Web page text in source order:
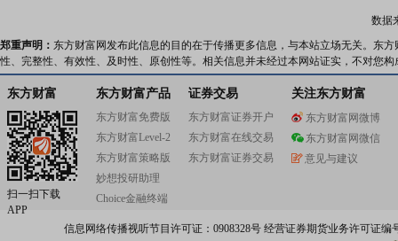
以通用机器人研发制造为基础,在喷涂、焊接、码垛、搬运
料等多个应用领域提供解决方案,广泛应用于汽车及汽车零
电子制造、光伏、锂电、金属制品、家具、家用电器、食
等各行各业。埃夫特机器人和解决方案遍布全国,并出口到
亚洲、非洲、大洋洲等多个国家和地区。埃夫特正在成为
构,并通过整合全球资源来帮助客户来提升竞争力。埃夫特
成为国际一流的智能化装备提供商,在全球有多个机器人核
研究中心。我们始终坚持用机器人技术推动制造业创新。
国家机器人产业链链主企业,首批国家级专精特新“小巨人”
国机械工业联合会机器人分会副理事长单位,国家机器人标
体组成员单位,安徽省首批科技领军企业。建有机器人行业
作站、安徽省技术创新中心、安徽省工程技术研究中心等
数据
郑重声明： 东方财富网发布此信息的目的在于传播更多信息，与本站立场无关。东
性、完整性、有效性、及时性、原创性等。相关信息并未经过本网站证实，不对您
东方财富
扫一扫下载
APP
东方财富产品
东方财富免费版
东方财富Level-2
东方财富策略版
妙想投研助理
Choice金融终端
证券交易
东方财富证券开户
东方财富在线交易
东方财富证券交易
关注东方财富
东方财富网微博
东方财富网微信
意见与建议
信息网络传播视听节目许可证：0908328号 经营证券期货业务许可证编